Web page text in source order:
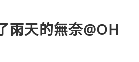
雨天的無奈@OH